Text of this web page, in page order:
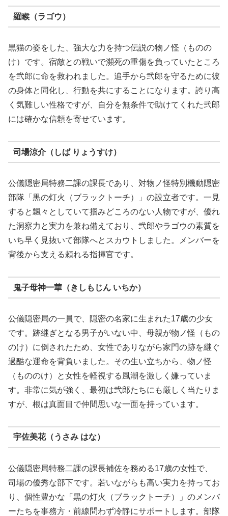
羅睺（ラゴウ）
黒猫の姿をした、強大な力を持つ伝説の物ノ怪（ものの
け）です。宿敵との戦いで瀕死の重傷を負っていたところ
を弐郎に命を救われました。追手から弐郎を守るために彼
の身体と同化し、行動を共にすることになります。誇り高
く気難しい性格ですが、自分を無条件で助けてくれた弐郎
には確かな信頼を寄せています。
司場涼介（しば りょうすけ）
公儀隠密局特務二課の課長であり、対物ノ怪特別機動隠密
部隊「黒の灯火（ブラックトーチ）」の設立者です。一見
すると飄々としていて掴みどころのない人物ですが、優れ
た洞察力と実力を兼ね備えており、弐郎やラゴウの素質を
いち早く見抜いて部隊へとスカウトしました。メンバーを
背後から支える頼れる指揮官です。
鬼子母神一華（きしもじん いちか）
公儀隠密局の一員で、隠密の名家に生まれた17歳の少女
です。跡継ぎとなる男子がいない中、母親が物ノ怪（もの
のけ）に倒されたため、女性でありながら家門の跡を継ぐ
過酷な運命を背負いました。その生い立ちから、物ノ怪
（もののけ）と女性を軽視する風潮を激しく嫌っていま
す。非常に気が強く、最初は弐郎たちにも厳しく当たりま
すが、根は真面目で仲間思いな一面を持っています。
宇佐美花（うさみ はな）
公儀隠密局特務二課の課長補佐を務める17歳の女性で、
司場の優秀な部下です。若いながらも高い実力を持ってお
り、個性豊かな「黒の灯火（ブラックトーチ）」のメンバ
ーたちを事務方・前線問わず冷静にサポートします。部隊